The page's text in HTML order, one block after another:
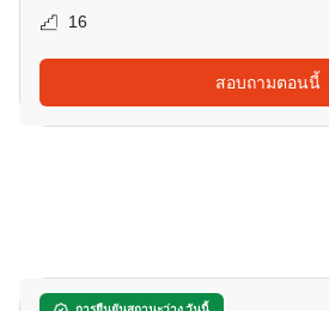
16
สอบถามตอนนี้